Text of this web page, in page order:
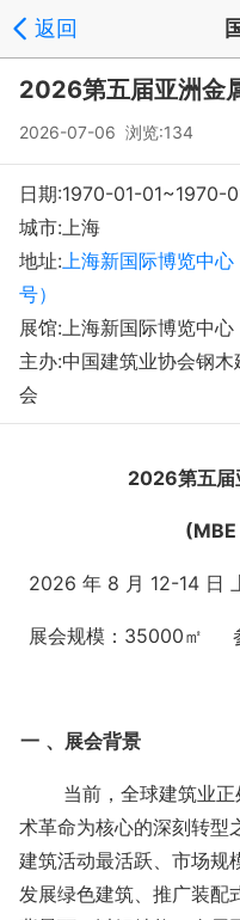
返回
2026第五届亚洲金
2026-07-06 浏览:134
日期:1970-01-01~1970-
城市:上海
地址:上海新国际博览中
号）
展馆:上海新国际博览中心
主办:中国建筑业协会钢
会
2026第五
(
2026 年 8 月 12-14 日
展会规模：35000㎡
一 、展会背景
当前，全球建筑业
术革命为核心的深刻转型
建筑活动最活跃、市场规
发展绿色建筑、推广装配